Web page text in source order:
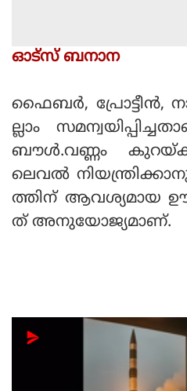
ഓട്സ് ബനാന
ഫൈബര്‍,
ല്ലാം
ബൗള്‍.വണ്ണം
ലെവല്‍
ത്തിന് ആവശ്യമായ
ത് അനുയോജ്യമാണ്.